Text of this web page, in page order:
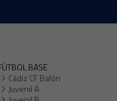
BASE
Cádiz CF Balón
Juvenil A